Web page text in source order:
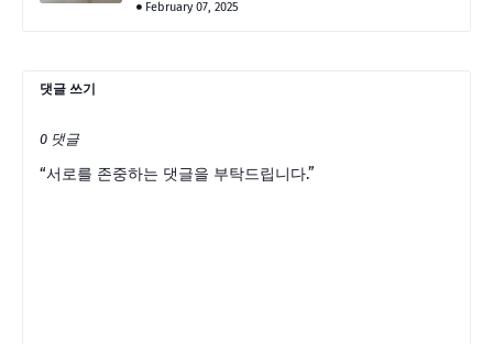
February 07, 2025
댓글 쓰기
0 댓글
“서로를 존중하는 댓글을 부탁드립니다.”